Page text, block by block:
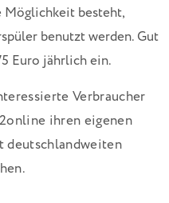
Möglichkeit besteht,
benutzt werden. Gut
Euro jährlich ein.
Verbraucher
ihren eigenen
deutschlandweiten